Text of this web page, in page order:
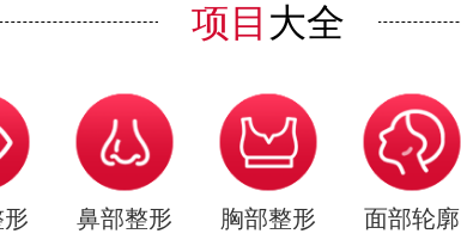
项目 大全
鼻部整形 胸部整形 面部轮廓